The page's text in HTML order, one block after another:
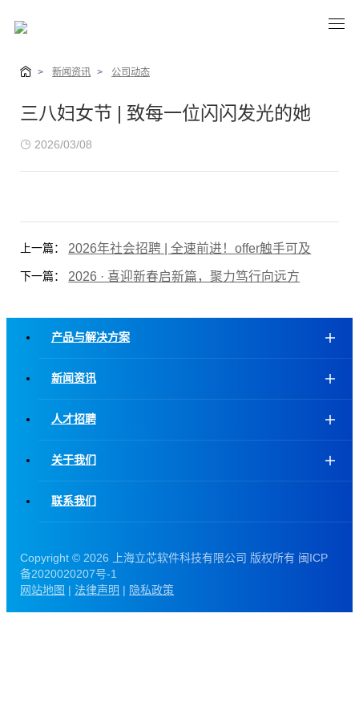
> 新闻资讯 > 公司动态
三八妇女节 | 致每一位闪闪发光的她
2026/03/08
上一篇： 2026年社会招聘 | 全速前进！offer触手可及
下一篇： 2026 · 喜迎新春启新篇，聚力笃行向远方
产品与解决方案
新闻资讯
人才招聘
关于我们
联系我们
Copyright ©2026 上海立芯软件科技有限公司 版权所有 闽ICP
备2020020207号-1
网站地图 | 法律声明 | 隐私政策